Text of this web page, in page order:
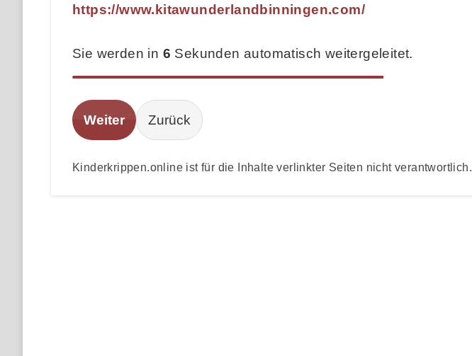
https://www.kitawunderlandbinningen.com/
Sie werden in 6 Sekunden automatisch weitergeleitet.
Weiter Zurück
Kinderkrippen.online ist für die Inhalte verlinkter Seiten nicht verantwortlich.